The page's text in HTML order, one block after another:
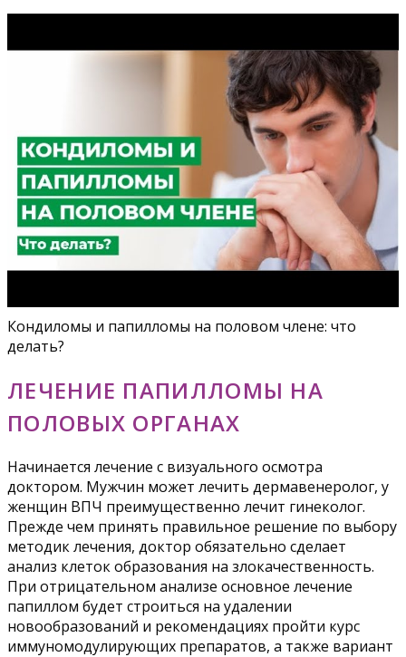
Кондиломы и папилломы на половом члене: что
делать?
ЛЕЧЕНИЕ ПАПИЛЛОМЫ НА
ПОЛОВЫХ ОРГАНАХ
Начинается лечение с визуального осмотра
доктором. Мужчин может лечить дермавенеролог, у
женщин ВПЧ преимущественно лечит гинеколог.
Прежде чем принять правильное решение по выбору
методик лечения, доктор обязательно сделает
анализ клеток образования на злокачественность.
При отрицательном анализе основное лечение
папиллом будет строиться на удалении
новообразований и рекомендациях пройти курс
иммуномодулирующих препаратов, а также вариант